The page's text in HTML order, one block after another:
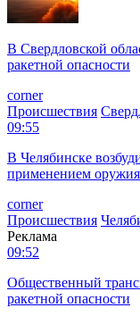
В Свердловской
ракетной опасности
corner
Происшествия
09:55
В Челябинске
применением оружия
corner
Происшествия
Реклама
09:52
Общественный
ракетной опасности